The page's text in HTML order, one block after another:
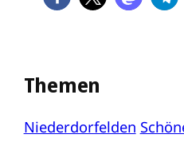
Themen
Niederdorfelden